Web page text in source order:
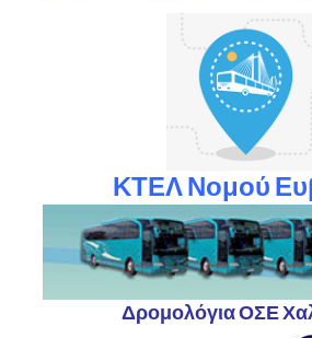
ΚΤΕΛ Νομού
Δρομολόγια ΟΣΕ